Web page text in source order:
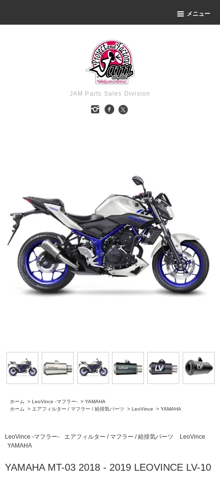
メニュー
JAM Parts Sales Division
ホーム > LeoVince -マフラー- > YAMAHA
ホーム
> エアフィルター / マフラー / 給排気パーツ > LeoVince > YAMAHA
LeoVince -マフラー- エアフィルター / マフラー / 給排気パーツ
LeoVince
YAMAHA
YAMAHA MT-03 2018 - 2019 LEOVINCE LV-10